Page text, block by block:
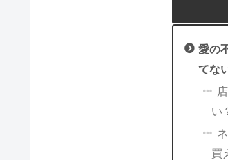
愛の
てな
い
買